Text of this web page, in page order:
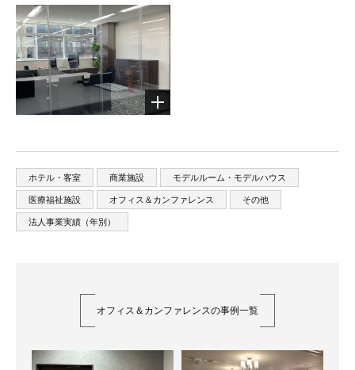
ホテル・客室 商業施設 モデルルーム・モデルハウス
医療福祉施設 オフィス＆カンファレンス その他
法人事業実績（年別）
オフィス＆カンファレンスの事例一覧